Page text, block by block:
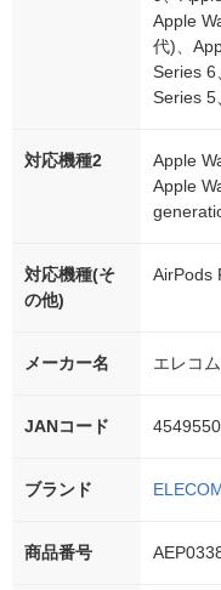
Apple
代)、
Series 6
Series 5
対応機種2
Apple
Apple
対応機種(そ
の他)
AirPods
メーカー名 エレコム
JANコード
ブランド
商品番号